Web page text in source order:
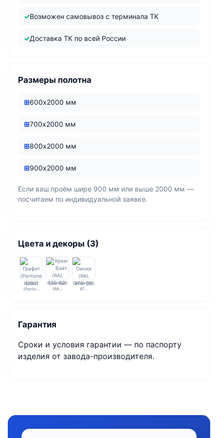
Возможен самовывоз с терминала ТК
Доставка ТК по всей России
Размеры полотна
600х2000 мм
700х2000 мм
800х2000 мм
900х2000 мм
Если ваш проём шире 900 мм или выше 2000 мм —
посчитаем по индивидуальной заявке.
Цвета и декоры (3)
Графит
(Panto…
Крем Вайт
(RA…
Смоки (RAL
87…
Гарантия
Сроки и условия гарантии — по паспорту
изделия от завода-производителя.